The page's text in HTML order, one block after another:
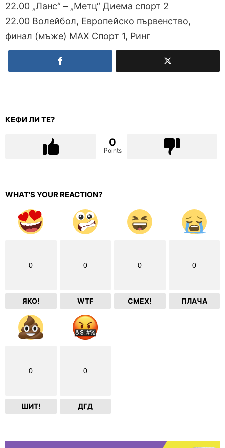
22.00 „Ланс“ – „Метц“ Диема спорт 2
22.00 Волейбол, Европейско първенство,
финал (мъже) МАХ Спорт 1, Ринг
КЕФИ ЛИ ТЕ?
0
Points
WHAT'S YOUR REACTION?
0
ЯКО!
0
WTF
0
СМЕХ!
0
ПЛАЧА
0
ШИТ!
0
ДГД